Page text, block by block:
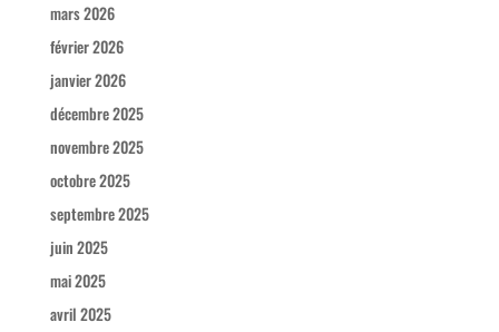
mars 2026
février 2026
janvier 2026
décembre 2025
novembre 2025
octobre 2025
septembre 2025
juin 2025
mai 2025
avril 2025